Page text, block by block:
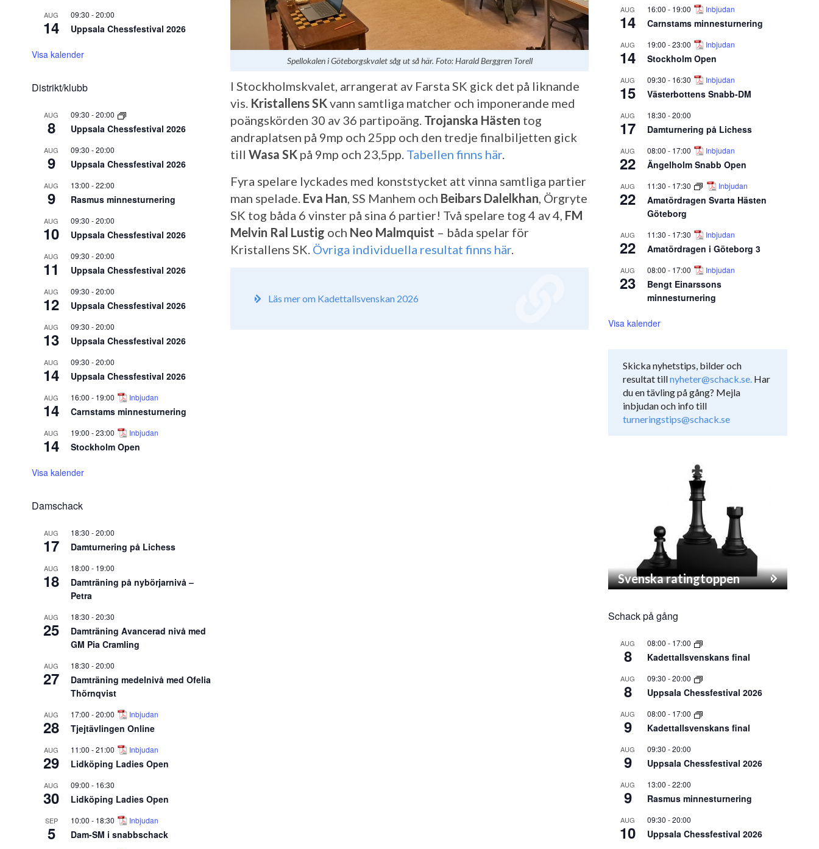
AUG
14
09:30 -20:00
Uppsala Chessfestival 2026
Visa kalender
Distrikt/klubb
AUG
8
09:30 -20:00
Uppsala Chessfestival 2026
AUG
9
09:30 -20:00
Uppsala Chessfestival 2026
AUG
9
13:00 -22:00
Rasmus minnesturnering
AUG
10
09:30 -20:00
Uppsala Chessfestival 2026
AUG
11
09:30 -20:00
Uppsala Chessfestival 2026
AUG
12
09:30 -20:00
Uppsala Chessfestival 2026
AUG
13
09:30 -20:00
Uppsala Chessfestival 2026
AUG
14
09:30 -20:00
Uppsala Chessfestival 2026
AUG
14
16:00 - 19:00 Inbjudan
Carnstams minnesturnering
AUG
14
19:00 -23:00 Inbjudan
Stockholm Open
Visa kalender
Damschack
AUG
17
18:30 -20:00
Damturnering på Lichess
AUG
18
18:00 - 19:00
Damträning på nybörjarnivå –
Petra
AUG
25
18:30 -20:30
Damträning Avancerad nivå med
GM Pia Cramling
AUG
27
18:30 -20:00
Damträning medelnivå med Ofelia
Thörnqvist
AUG
28
17:00 -20:00 Inbjudan
Tjejtävlingen Online
AUG
29
11:00 -21:00 Inbjudan
Lidköping Ladies Open
AUG
30
09:00 - 16:30
Lidköping Ladies Open
SEP
5
10:00 - 18:30 Inbjudan
Dam-SM i snabbschack
Spellokalen i Göteborgskvalet såg ut så här. Foto: Harald Berggren Torell
I Stockholmskvalet, arrangerat av Farsta SK gick det på liknande
vis. Kristallens SKvann samtliga matcher och imponerande med
poängskörden 30 av 36 partipoäng. Trojanska Hästen tog
andraplatsen på 9mp och 25pp och den tredje finalbiljetten gick
till Wasa SK på 9mp och 23,5pp. Tabellen finns här.
Fyra spelare lyckades med konststycket att vinna samtliga partier
man spelade. Eva Han, SS Manhem och Beibars Dalelkhan, Örgryte
SK tog båda 6 vinster på sina 6 partier! Två spelare tog 4 av 4, FM
Melvin Ral Lustig och Neo Malmquist – båda spelar för
Kristallens SK. Övriga individuella resultat finns här.
Läs mer om Kadettallsvenskan 2026
AUG
14
16:00 - 19:00 Inbjudan
Carnstams minnesturnering
AUG
14
19:00 -23:00 Inbjudan
Stockholm Open
AUG
15
09:30 - 16:30 Inbjudan
Västerbottens Snabb-DM
AUG
17
18:30 -20:00
Damturnering på Lichess
AUG
22
08:00 - 17:00 Inbjudan
Ängelholm Snabb Open
AUG
22
11:30 - 17:30 Inbjudan
Amatördragen Svarta Hästen
Göteborg
AUG
22
11:30 - 17:30 Inbjudan
Amatördragen i Göteborg 3
AUG
23
08:00 - 17:00 Inbjudan
Bengt Einarssons
minnesturnering
Visa kalender
Skicka nyhetstips, bilder och
resultat tillnyheter@schack.se. Har
du en tävling på gång? Mejla
inbjudan och info till
turneringstips@schack.se
Svenska ratingtoppen
Schack på gång
AUG
8
08:00 - 17:00
Kadettallsvenskans final
AUG
8
09:30 -20:00
Uppsala Chessfestival 2026
AUG
9
08:00 - 17:00
Kadettallsvenskans final
AUG
9
09:30 -20:00
Uppsala Chessfestival 2026
AUG
9
13:00 -22:00
Rasmus minnesturnering
AUG
10
09:30 -20:00
Uppsala Chessfestival 2026